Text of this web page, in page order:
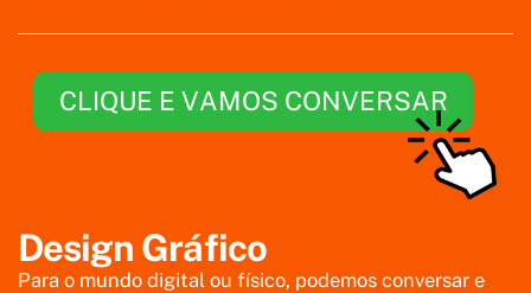
CLIQUE E VAMOS CONVERSAR
Design Gráfico
Para o mundo digital ou físico, podemos conversar e